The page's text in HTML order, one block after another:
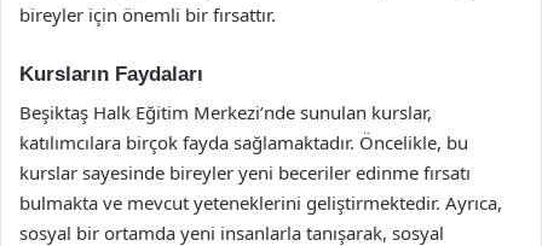
bireyler için önemli bir fırsattır.
Kursların Faydaları
Beşiktaş Halk Eğitim Merkezi’nde sunulan kurslar,
katılımcılara birçok fayda sağlamaktadır. Öncelikle, bu
kurslar sayesinde bireyler yeni beceriler edinme fırsatı
bulmakta ve mevcut yeteneklerini geliştirmektedir. Ayrıca,
sosyal bir ortamda yeni insanlarla tanışarak, sosyal